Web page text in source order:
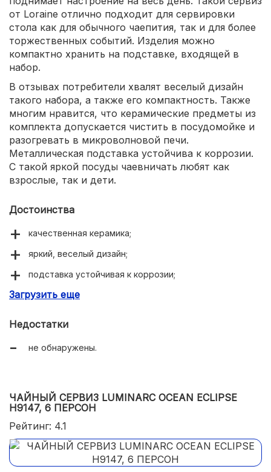
от Loraine отлично подходит для сервировки
стола как для обычного чаепития, так и для более
торжественных событий. Изделия можно
компактно хранить на подставке, входящей в
набор.
В отзывах потребители хвалят веселый дизайн
такого набора, а также его компактность. Также
многим нравится, что керамические предметы из
комплекта допускается чистить в посудомойке и
разогревать в микроволновой печи.
Металлическая подставка устойчива к коррозии.
С такой яркой посуды чаевничать любят как
взрослые, так и дети.
Достоинства
качественная керамика;
яркий, веселый дизайн;
подставка устойчивая к коррозии;
компактность хранения;
посудомойки.
Загрузить еще
Недостатки
не обнаружены.
ЧАЙНЫЙ СЕРВИЗ LUMINARC OCEAN ECLIPSE
H9147, 6 ПЕРСОН
Рейтинг: 4.1